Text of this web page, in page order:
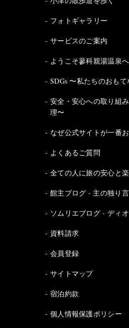
フォトギャラリー
サービスのご案内
ようこそ蓼科親湯温泉へ
SDGs 〜私たちのおもて
安全・安心への取り組
理〜
なぜ公式サイトが一番
よくあるご質問
全ての人に旅の安心と
館主ブログ - 主の独り言
ソムリエブログ - ディ
資料請求
会員登録
サイトマップ
宿泊約款
個人情報保護ポリシー